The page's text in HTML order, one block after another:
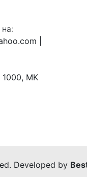
MK
Developed by